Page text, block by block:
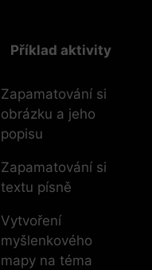
Příklad aktivity
Zapamatování si
obrázku a jeho
popisu
Zapamatování si
textu písně
Vytvoření
myšlenkového
mapy na téma